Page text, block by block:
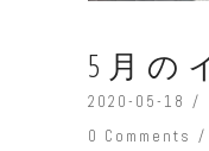
5月の
2020-05-18
0 Comments